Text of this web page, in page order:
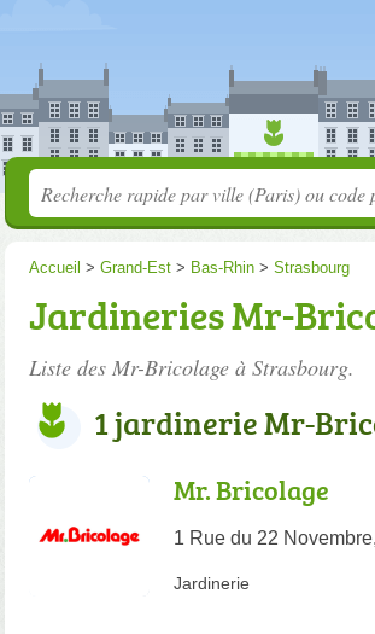
Accueil > Grand-Est > Bas-Rhin > Strasbourg
Jardineries Mr-
Liste des Mr-Bricolage à Strasbourg.
1 jardinerie Mr-
Mr. Bricolage
1 Rue du 22
Jardinerie